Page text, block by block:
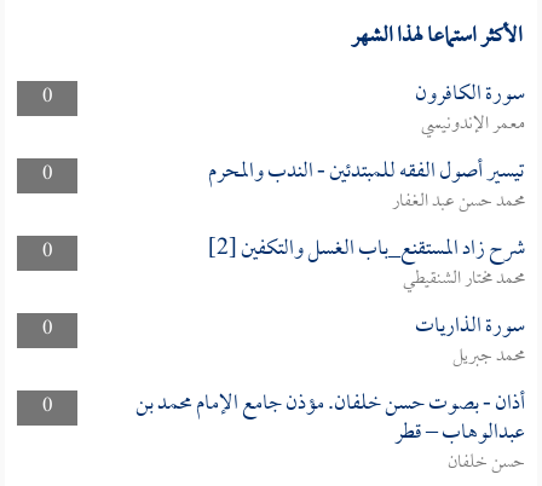
الأكثر استماعا لهذا الشهر
0 سورة الكافرون
معمر الإندونيسي
0
تيسير أصول الفقه للمبتدئين - الندب والمحرم
محمد حسن عبد الغفار
0
شرح زاد المستقنع_باب الغسل والتكفين [2]
محمد مختار الشنقيطي
0
سورة الذاريات
محمد جبريل
0
أذان - بصوت حسن خلفان. مؤذن جامع الإمام محمد بن
عبدالوهاب – قطر
حسن خلفان